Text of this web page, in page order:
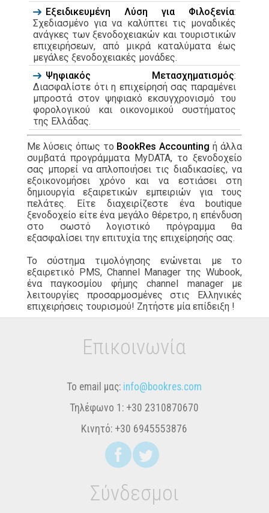
Εξειδικευμένη Λύση για Φιλοξενία:
Σχεδιασμένο για να καλύπτει τις μοναδικές
ανάγκες των ξενοδοχειακών και τουριστικών
επιχειρήσεων, από μικρά καταλύματα έως
μεγάλες ξενοδοχειακές μονάδες.
Ψηφιακός Μετασχηματισμός:
Διασφαλίστε ότι η επιχείρησή σας παραμένει
μπροστά στον ψηφιακό εκσυγχρονισμό του
φορολογικού και οικονομικού συστήματος
της Ελλάδας.
Με λύσεις όπως το BookRes Accounting ή άλλα
συμβατά προγράμματα MyDATA, το ξενοδοχείο
σας μπορεί να απλοποιήσει τις διαδικασίες, να
εξοικονομήσει χρόνο και να εστιάσει στη
δημιουργία εξαιρετικών εμπειριών για τους
πελάτες. Είτε διαχειρίζεστε ένα boutique
ξενοδοχείο είτε ένα μεγάλο θέρετρο, η επένδυση
στο σωστό λογιστικό πρόγραμμα θα
εξασφαλίσει την επιτυχία της επιχείρησής σας.
Το σύστημα τιμολόγησης ενώνεται με το
εξαιρετικό PMS, Channel Manager της Wubook,
ένα παγκοσμίου φήμης channel manager με
λειτουργίες προσαρμοσμένες στις Ελληνικές
επιχειρήσεις τουρισμού! Ζητήστε μία επίδειξη !
Επικοινωνία
Το email μας: info@bookres.com
Τηλέφωνο 1: +30 2310870670
Κινητό: +30 6945553876
Σύνδεσμοι